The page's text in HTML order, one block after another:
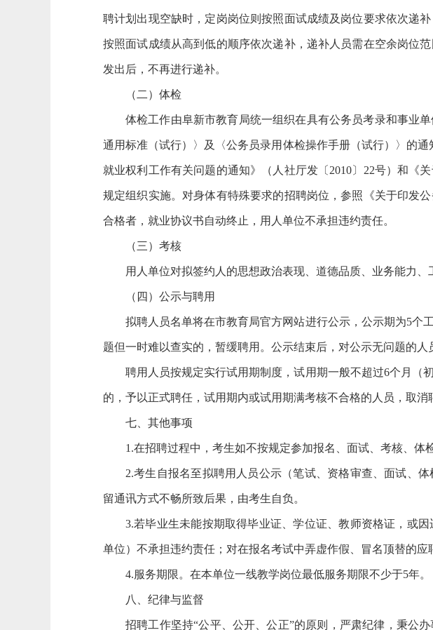
聘计划出现空缺时，定岗岗位则按照面试成绩及岗位要求依次递
按照面试成绩从高到低的顺序依次递补，递补人员需在空余岗位
发出后，不再进行递补。
（二）体检
体检工作由阜新市教育局统一组织在具有公务员考录和事业
通用标准（试行）〉及〈公务员录用体检操作手册（试行）〉的
就业权利工作有关问题的通知》（人社厅发〔2010〕22号）和《
规定组织实施。对身体有特殊要求的招聘岗位，参照《关于印发
合格者，就业协议书自动终止，用人单位不承担违约责任。
（三）考核
用人单位对拟签约人的思想政治表现、道德品质、业务能力
（四）公示与聘用
拟聘人员名单将在市教育局官方网站进行公示，公示期为5个
题但一时难以查实的，暂缓聘用。公示结束后，对公示无问题的人
聘用人员按规定实行试用期制度，试用期一般不超过6个月（
的，予以正式聘任，试用期内或试用期满考核不合格的人员，取消
七、其他事项
1.在招聘过程中，考生如不按规定参加报名、面试、考核、体
2.考生自报名至拟聘用人员公示（笔试、资格审查、面试、
留通讯方式不畅所致后果，由考生自负。
3.若毕业生未能按期取得毕业证、学位证、教师资格证，或
单位）不承担违约责任；对在报名考试中弄虚作假、冒名顶替的应
4.服务期限。在本单位一线教学岗位最低服务期限不少于5年。
八、纪律与监督
招聘工作坚持“公平、公开、公正”的原则，严肃纪律，秉公